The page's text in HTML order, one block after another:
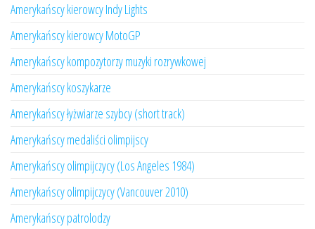
Amerykańscy kierowcy Indy Lights
Amerykańscy kierowcy MotoGP
Amerykańscy kompozytorzy muzyki rozrywkowej
Amerykańscy koszykarze
Amerykańscy łyżwiarze szybcy (short track)
Amerykańscy medaliści olimpijscy
Amerykańscy olimpijczycy (Los Angeles 1984)
Amerykańscy olimpijczycy (Vancouver 2010)
Amerykańscy patrolodzy